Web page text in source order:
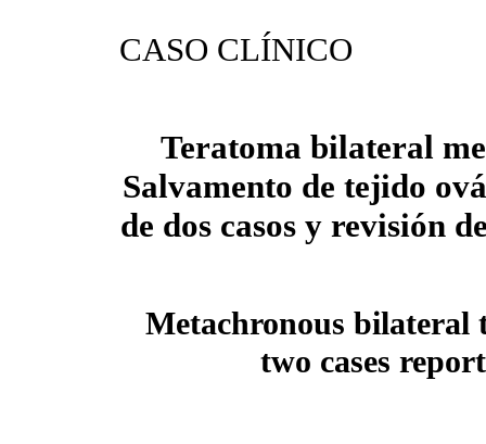
CASO CLÍNICO
Teratoma bilateral
Salvamento de tejido
de dos casos y revisión
Metachronous bilateral
two cases